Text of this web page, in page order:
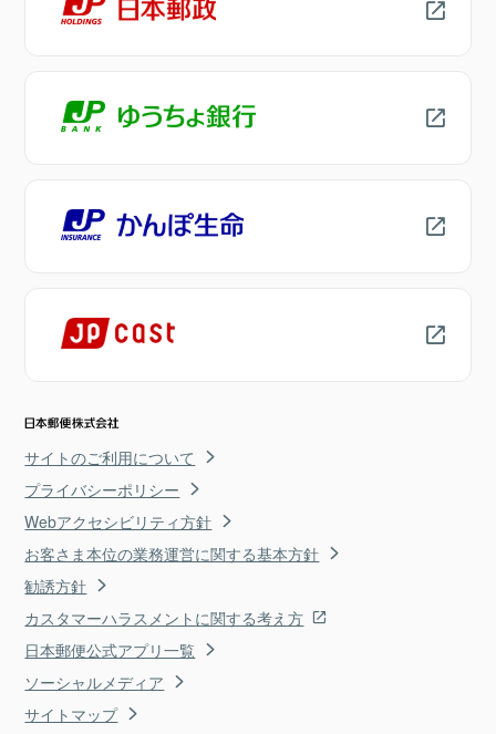
サイトのご利用について
プライバシーポリシー
Webアクセシビリティ方針
お客さま本位の業務運営に関する基本方針
勧誘方針
カスタマーハラスメントに関する考え方
日本郵便公式アプリ一覧
ソーシャルメディア
サイトマップ